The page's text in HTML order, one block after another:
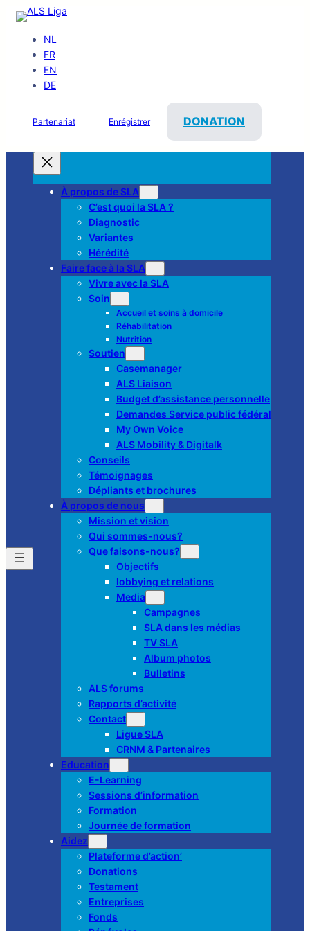
NL
FR
EN
DE
Partenariat Enrégistrer DONATION
À propos de SLA
C’est quoi la SLA ?
Diagnostic
Variantes
Hérédité
Faire face à la SLA
Vivre avec la SLA
Soin
Accueil et soins à domicile
Réhabilitation
Nutrition
Soutien
Casemanager
ALS Liaison
Budget d’assistance personnelle
Demandes Service public fédéral
My Own Voice
ALS Mobility & Digitalk
Conseils
Témoignages
Dépliants et brochures
À propos de nous
Mission et vision
Qui sommes-nous?
Que faisons-nous?
Objectifs
lobbying et relations
Media
Campagnes
SLA dans les médias
TV SLA
Album photos
Bulletins
ALS forums
Rapports d’activité
Contact
Ligue SLA
CRNM & Partenaires
Education
E-Learning
Sessions d’information
Formation
Journée de formation
Aidez
Plateforme d’action’
Donations
Testament
Entreprises
Fonds